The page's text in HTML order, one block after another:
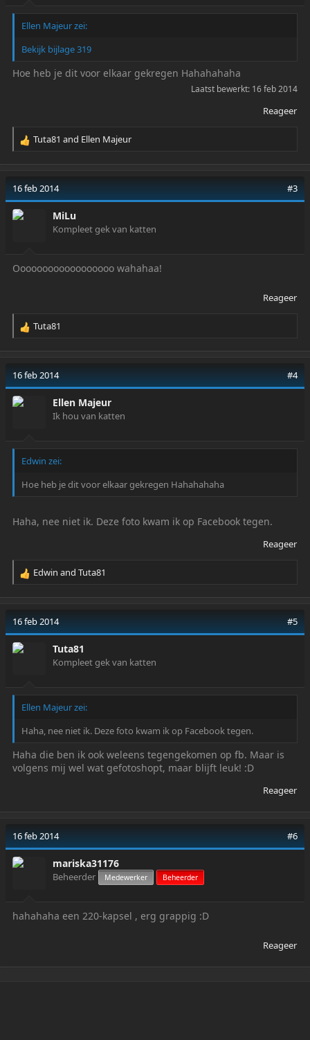
Ellen Majeur zei:
Bekijk bijlage 319
Hoe heb je dit voor elkaar gekregen Hahahahaha
Laatst bewerkt: 16 feb 2014
Reageer
R
a
t
i
o
Tuta81 and Ellen Majeur
16 feb 2014 #3
MiLu
Kompleet gek van katten
Oooooooooooooooooo wahahaa!
Reageer
R
a
t
i
o
Tuta81
16 feb 2014 #4
Ellen Majeur
Ik hou van katten
Edwin zei:
Hoe heb je dit voor elkaar gekregen Hahahahaha
Haha, nee niet ik. Deze foto kwam ik op Facebook tegen.
Reageer
R
a
t
i
o
Edwin and Tuta81
16 feb 2014 #5
Tuta81
Kompleet gek van katten
Ellen Majeur zei:
Haha, nee niet ik. Deze foto kwam ik op Facebook tegen.
Haha die ben ik ook weleens tegengekomen op fb. Maar is
volgens mij wel wat gefotoshopt, maar blijft leuk! :D
Reageer
16 feb 2014 #6
mariska31176
Beheerder Medewerker Beheerder
hahahaha een 220-kapsel , erg grappig :D
Reageer